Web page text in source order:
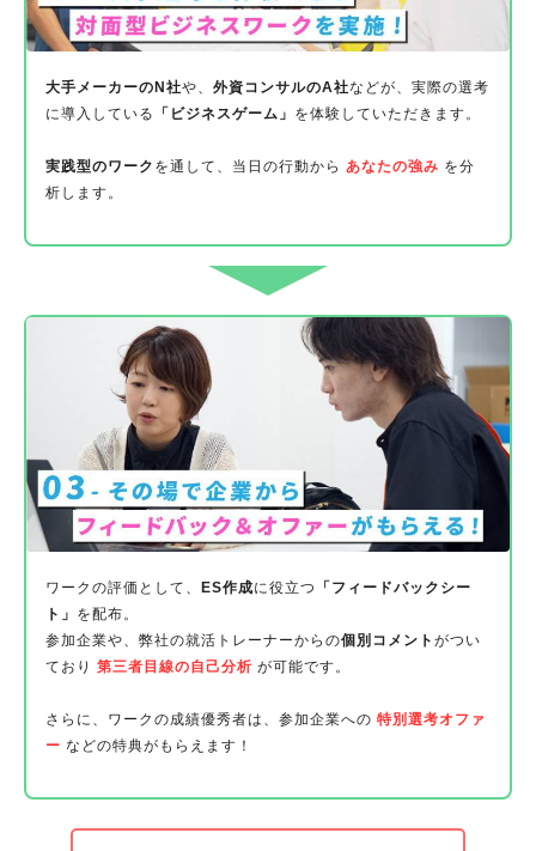
大手メーカーのN社や、外資コンサルのA社などが、実際の選考
に導入している
「ビジネスゲーム」 を体験していただきます。
実践型のワーク を通して、当日の行動から あなたの強み を分
析します。
ワークの評価として、 ES作成に役立つ
「フィードバックシー
ト」 を配布。
参加企業や、弊社の就活トレーナーからの個別コメントがつい
ており 第三者目線の自己分析 が可能です。
さらに、ワークの成績優秀者は、参加企業への 特別選考オファ
ー などの特典がもらえます！